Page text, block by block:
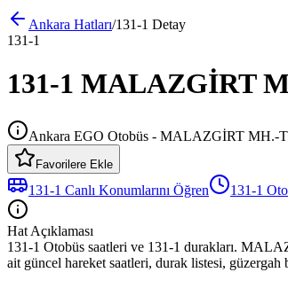
Ankara Hatları/131-1 Detay
131-1
131-1 MALAZGİRT
Ankara EGO Otobüs - MALAZGİRT
Favorilere Ekle
131-1 Canlı Konumlarını Öğren 131-1
Hat Açıklaması
131-1 Otobüs saatleri ve 131-1 durakları.
ait güncel hareket saatleri, durak listesi,